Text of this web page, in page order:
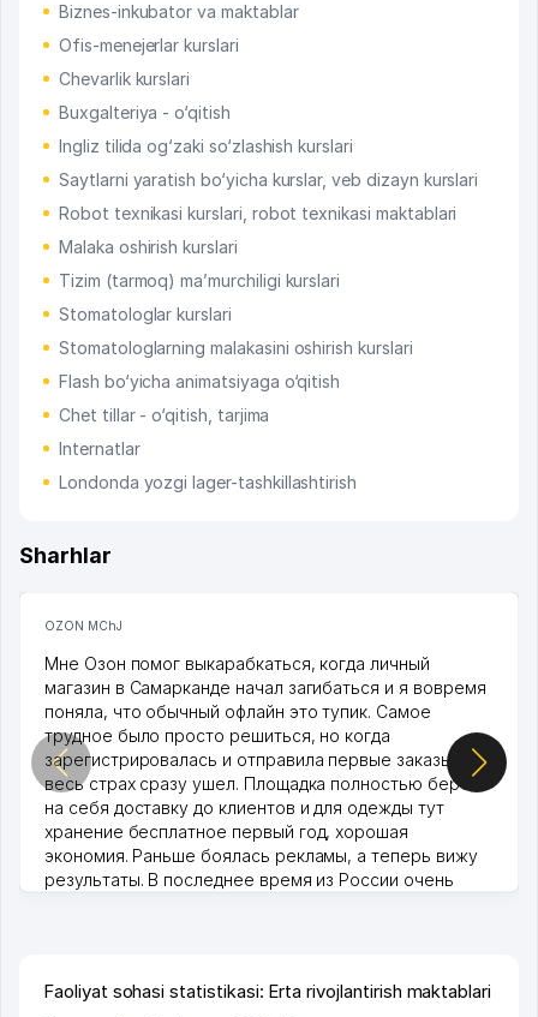
Biznes-inkubator va maktablar
Ofis-menejerlar kurslari
Chevarlik kurslari
Buxgalteriya - o‘qitish
Ingliz tilida og‘zaki so‘zlashish kurslari
Saytlarni yaratish bo‘yicha kurslar, veb dizayn kurslari
Robot texnikasi kurslari, robot texnikasi maktablari
Malaka oshirish kurslari
Tizim (tarmoq) ma’murchiligi kurslari
Stomatologlar kurslari
Stomatologlarning malakasini oshirish kurslari
Flash bo‘yicha animatsiyaga o‘qitish
Chet tillar - o‘qitish, tarjima
Internatlar
Londonda yozgi lager-tashkillashtirish
Sharhlar
OZON MChJ
Мне Озон помог выкарабкаться, когда личный
магазин в Самарканде начал загибаться и я вовремя
поняла, что обычный офлайн это тупик. Самое
трудное было просто решиться, но когда
зарегистрировалась и отправила первые заказы,
весь страх сразу ушел. Площадка полностью берет
на себя доставку до клиентов и для одежды тут
хранение бесплатное первый год, хорошая
экономия. Раньше боялась рекламы, а теперь вижу
результаты. В последнее время из России очень
Faoliyat sohasi statistikasi: Erta rivojlantirish maktablari